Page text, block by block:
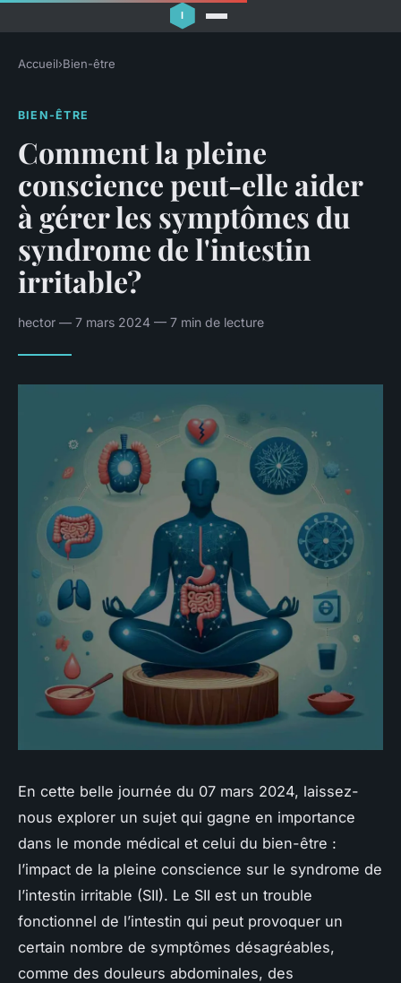
Accueil›Bien-être
BIEN-ÊTRE
Comment la pleine
conscience peut-elle aider
à gérer les symptômes du
syndrome de l'intestin
irritable?
hector — 7 mars 2024 — 7 min de lecture
En cette belle journée du 07 mars 2024, laissez-
nous explorer un sujet qui gagne en importance
dans le monde médical et celui du bien-être :
l’impact de la pleine conscience sur le syndrome de
l’intestin irritable (SII). Le SII est un trouble
fonctionnel de l’intestin qui peut provoquer un
certain nombre de symptômes désagréables,
comme des douleurs abdominales, des